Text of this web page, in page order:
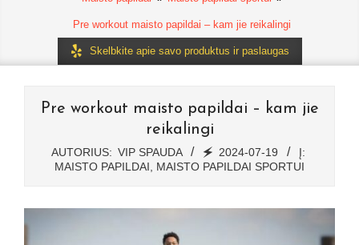
Pre workout maisto papildai – kam jie reikalingi
Skelbkite apie savo produktus ir paslaugas
Pre workout maisto papildai – kam jie
reikalingi
AUTORIUS: VIP SPAUDA 🗲 2024-07-19
Į:
MAISTO PAPILDAI, MAISTO PAPILDAI SPORTUI